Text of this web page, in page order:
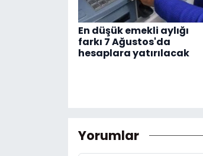
En düşük emekli aylığı
farkı 7 Ağustos'da
hesaplara yatırılacak
Yorumlar